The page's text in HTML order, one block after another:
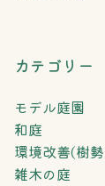
カテゴリー
モデル庭園
和庭
環境改善(樹
雑木の庭